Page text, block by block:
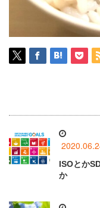
ISOとか
か